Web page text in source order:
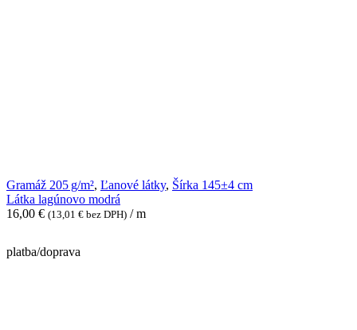
Látka
lagúnovo
modrá
Gramáž 205 g/m², Ľanové látky, Šírka 145±4 cm
Látka lagúnovo modrá
16,00 € (13,01 € bez DPH) / m
platba/doprava